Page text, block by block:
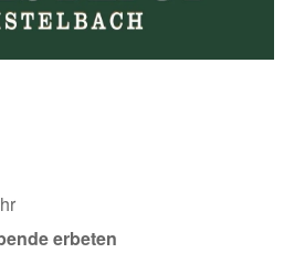
erbeten